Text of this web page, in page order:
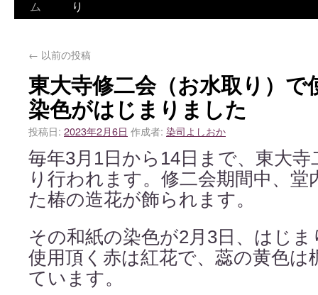
ム
り
← 以前の投稿
東大寺修二会（お水取り）で
染色がはじまりました
投稿日: 2023年2月6日 作成者: 染司よしおか
毎年3月1日から14日まで、東大
り行われます。修二会期間中、
た椿の造花が飾られます。
その和紙の染色が2月3日、はじ
使用頂く赤は紅花で、蕊の黄色は
ています。